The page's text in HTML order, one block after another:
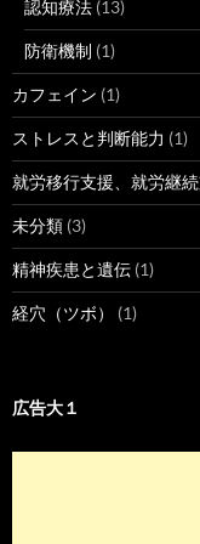
認知療法 (13)
防衛機制 (1)
カフェイン (1)
ストレスと判断能力 (1)
就労移行支援、就労継
未分類 (3)
精神疾患と遺伝 (1)
経穴（ツボ） (1)
広告大１